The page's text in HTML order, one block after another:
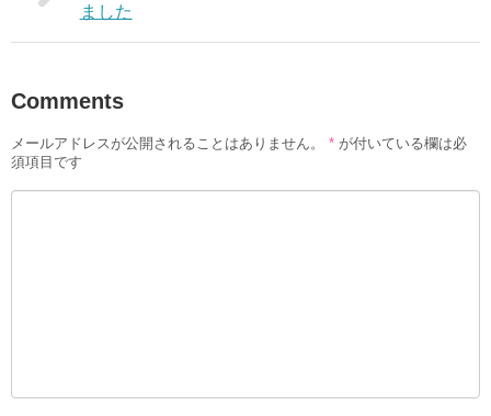
ました
Comments
メールアドレスが公開されることはありません。 * が付いている欄は必
須項目です